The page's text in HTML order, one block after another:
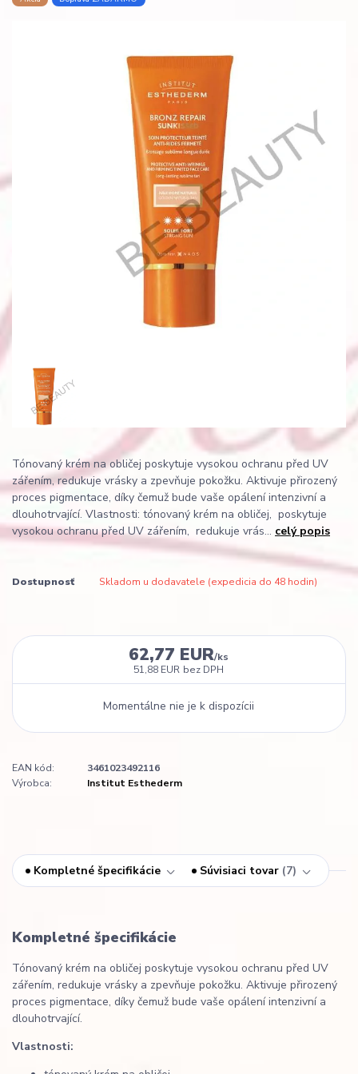
Tónovaný krém na obličej poskytuje vysokou ochranu před UV
zářením, redukuje vrásky a zpevňuje pokožku. Aktivuje přirozený
proces pigmentace, díky čemuž bude vaše opálení intenzivní a
dlouhotrvající. Vlastnosti: tónovaný krém na obličej, poskytuje
vysokou ochranu před UV zářením, redukuje vrás... celý popis
Dostupnosť Skladom u dodavatele (expedicia do 48 hodin)
62,77 EUR/ks
51,88 EUR bez DPH
Momentálne nie je k dispozícii
EAN kód:
3461023492116
Výrobca:
Institut Esthederm
Kompletné špecifikácie Súvisiaci tovar 7
Kompletné špecifikácie
Tónovaný krém na obličej poskytuje vysokou ochranu před UV
zářením, redukuje vrásky a zpevňuje pokožku. Aktivuje přirozený
proces pigmentace, díky čemuž bude vaše opálení intenzivní a
dlouhotrvající.
Vlastnosti: